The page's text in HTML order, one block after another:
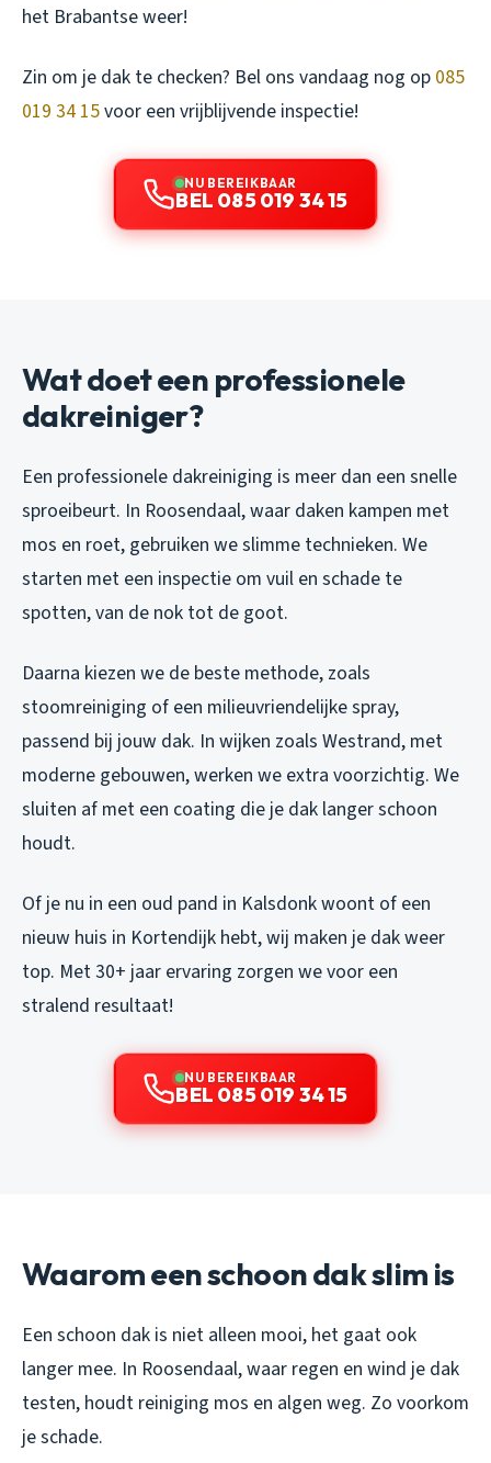
het Brabantse weer!
Zin om je dak te checken? Bel ons vandaag nog op 085
019 34 15voor een vrijblijvende inspectie!
NU BEREIKBAAR
BEL 085 019 34 15
Wat doet een professionele
dakreiniger?
Een professionele dakreiniging is meer dan een snelle
sproeibeurt. In Roosendaal, waar daken kampen met
mos en roet, gebruiken we slimme technieken. We
starten met een inspectie om vuil en schade te
spotten, van de nok tot de goot.
Daarna kiezen we de beste methode, zoals
stoomreiniging of een milieuvriendelijke spray,
passend bij jouw dak. In wijken zoals Westrand, met
moderne gebouwen, werken we extra voorzichtig. We
sluiten af met een coating die je dak langer schoon
houdt.
Of je nu in een oud pand in Kalsdonk woont of een
nieuw huis in Kortendijk hebt, wij maken je dak weer
top. Met 30+ jaar ervaring zorgen we voor een
stralend resultaat!
NU BEREIKBAAR
BEL 085 019 34 15
Waarom een schoon dak slim is
Een schoon dak is niet alleen mooi, het gaat ook
langer mee. In Roosendaal, waar regen en wind je dak
testen, houdt reiniging mos en algen weg. Zo voorkom
je schade.